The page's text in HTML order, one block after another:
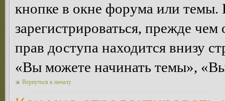
кнопке в окне форума или
зарегистрироваться, прежде
прав доступа находится внизу
«Вы можете начинать темы»,
Вернуться к началу